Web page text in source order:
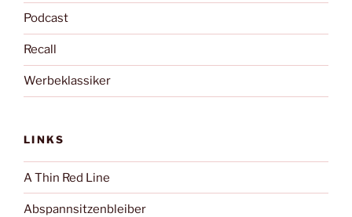
Podcast
Recall
Werbeklassiker
LINKS
A Thin Red Line
Abspannsitzenbleiber